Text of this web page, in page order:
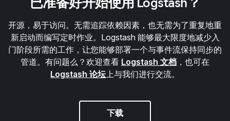
开源，易于访问。无需追踪依赖因素，也无需为了重复地重
新启动而编写定时作业。Logstash 能够最大限度地减少入
门阶段所需的工作，让您能够部署一个与事件流保持同步的
管道。有问题么？欢迎查看 Logstash 文档 ，也可在
Logstash 论坛上与我们进行交流。
下载